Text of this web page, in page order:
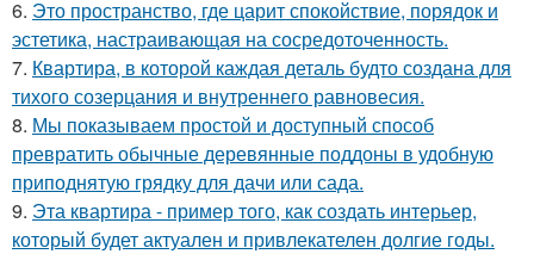
6. Это пространство, где царит спокойствие, порядок и
эстетика, настраивающая на сосредоточенность.
7. Квартира, в которой каждая деталь будто создана для
тихого созерцания и внутреннего равновесия.
8. Мы показываем простой и доступный способ
превратить обычные деревянные поддоны в удобную
приподнятую грядку для дачи или сада.
9. Эта квартира - пример того, как создать интерьер,
который будет актуален и привлекателен долгие годы.